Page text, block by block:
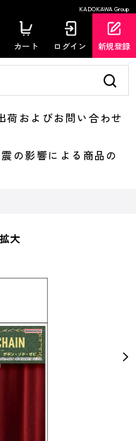
KADOKAWA Group
カート ログイン 新規登録
およびお問い合わせ
の影響による商品の
大